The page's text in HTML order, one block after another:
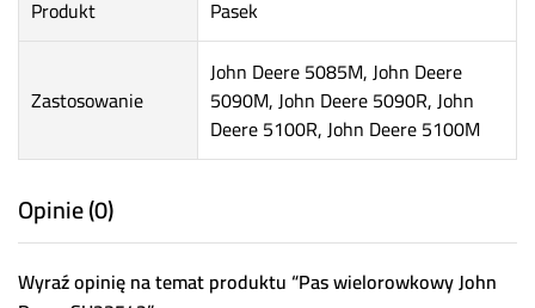
Produkt
Pasek
Zastosowanie
John Deere 5085M, John Deere
5090M, John Deere 5090R, John
Deere 5100R, John Deere 5100M
Opinie (0)
Wyraź opinię na temat produktu “Pas wielorowkowy John